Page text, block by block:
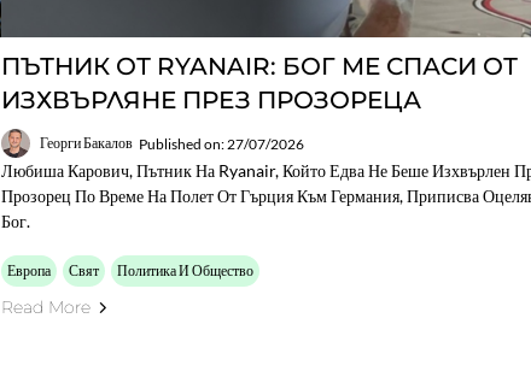
ПЪТНИК ОТ RYANAIR: БОГ МЕ СПАСИ ОТ
ИЗХВЪРЛЯНЕ ПРЕЗ ПРОЗОРЕЦА
Георги Бакалов Published on: 27/07/2026
Любиша Карович, Пътник На Ryanair, Който Едва Не Беше Изхвърлен
Прозорец По Време На Полет От Гърция Към Германия, Приписва
Бог.
Европа Свят Политика И Общество
Read More